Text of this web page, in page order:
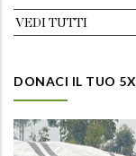
VEDI TUTTI
DONACI IL TUO